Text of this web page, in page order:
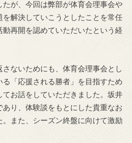
が、今回は弊部が体育会理事会や
解決していこうとしたことを常任
再開を認めていただいたという経
ないためにも、体育会理事会とし
「応援される勝者」を目指すため
お話をしていただきました。坂井
り、体験談をもとにした貴重なお
また、シーズン終盤に向けて激励